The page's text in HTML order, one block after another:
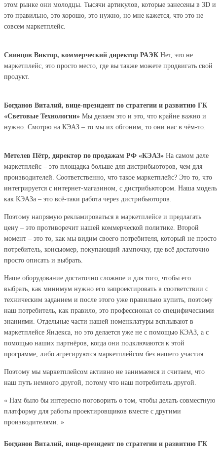
этом рынке они молодцы. Тысячи артикулов, которые занесены в 3D и
это правильно, это хорошо, это нужно, но мне кажется, что это не
совсем маркетплейс.
Свинцов Виктор, коммерческий директор РАЭК Нет, это не
маркетплейс, это просто место, где вы также можете продвигать свой
продукт.
Богданов Виталий, вице-президент по стратегии и развитию ГК
«Световые Технологии» Мы делаем это и это, что крайне важно и
нужно. Смотрю на КЭАЗ – то мы их обгоним, то они нас в чём-то.
Метелев Пётр, директор по продажам РФ «КЭАЗ» На самом деле
маркетплейс – это площадка больше для дистрибьюторов, чем для
производителей. Соответственно, что такое маркетплейс? Это то, что
интегрируется с интернет-магазином, с дистрибьютором. Наша модель
как КЭАЗа – это всё-таки работа через дистрибьюторов.
Поэтому напрямую рекламироваться в маркетплейсе и предлагать
цену – это противоречит нашей коммерческой политике. Второй
момент – это то, как мы видим своего потребителя, который не просто
потребитель, консьюмер, покупающий лампочку, где всё достаточно
просто описать и выбрать.
Наше оборудование достаточно сложное и для того, чтобы его
выбрать, как минимум нужно его запроектировать в соответствии с
техническим заданием и после этого уже правильно купить, поэтому
наш потребитель, как правило, это профессионал со специфическими
знаниями. Отдельные части нашей номенклатуры всплывают в
маркетплейсе Яндекса, но это делается уже не с помощью КЭАЗ, а с
помощью наших партнёров, когда они подключаются к этой
программе, либо агрегируются маркетплейсом без нашего участия.
Поэтому мы маркетплейсом активно не занимаемся и считаем, что
наш путь немного другой, потому что наш потребитель другой.
« Нам было бы интересно поговорить о том, чтобы делать совместную
платформу для работы проектировщиков вместе с другими
производителями. »
Богданов Виталий, вице-президент по стратегии и развитию ГК